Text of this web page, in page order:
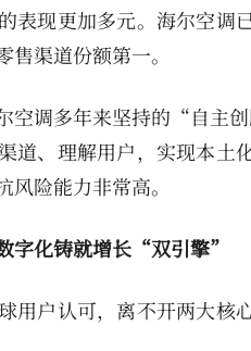
表现更加多元。海尔空
渠道份额第一。
空调多年来坚持的“自主
道、理解用户，实现本
险能力非常高。
字化铸就增长“双引擎”
用户认可，离不开两大